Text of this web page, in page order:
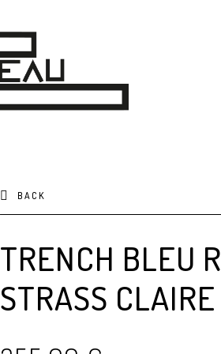
BACK
TRENCH BLEU
STRASS